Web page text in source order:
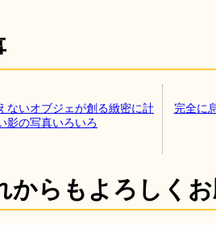
ないオブジェが創る緻密に計
影の写真いろいろ
完全に
からもよろしく